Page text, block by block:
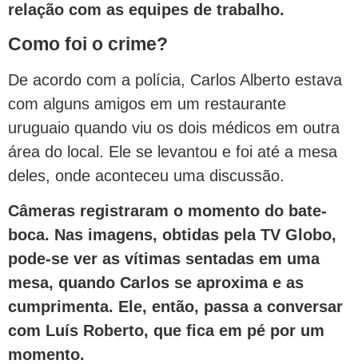
relação com as equipes de trabalho.
Como foi o crime?
De acordo com a polícia, Carlos Alberto estava
com alguns amigos em um restaurante
uruguaio quando viu os dois médicos em outra
área do local. Ele se levantou e foi até a mesa
deles, onde aconteceu uma discussão.
Câmeras registraram o momento do bate-
boca. Nas imagens, obtidas pela TV Globo,
pode-se ver as vítimas sentadas em uma
mesa, quando Carlos se aproxima e as
cumprimenta. Ele, então, passa a conversar
com Luís Roberto, que fica em pé por um
momento.